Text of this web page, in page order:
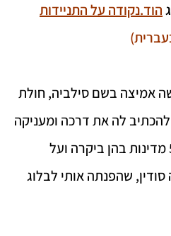
הוד.נקודה עלהתניידות
אמיצה בשם סילביה, חולת
לה את דרכה ומעניקה
מידע ממקור ראשון על 54 מדינות בהן ביקרה ועל
סודין, שהפנתה אותי לבלוג